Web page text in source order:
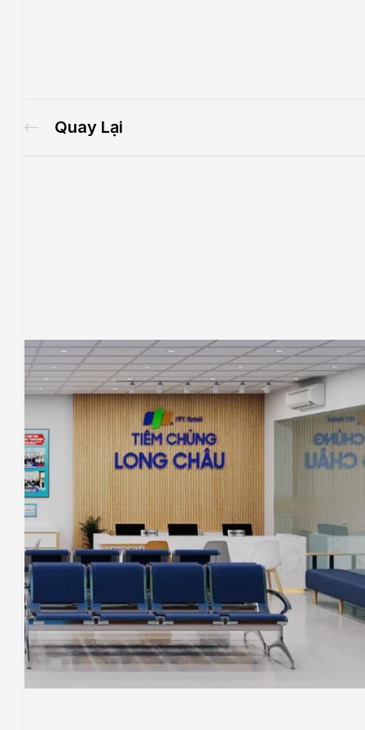
Quay Lại
NHÀ THUỐC LONG CHÂU THIẾT KẾ
Thiết Kế Phối Cảnh 3D Trung Tâm Tiêm